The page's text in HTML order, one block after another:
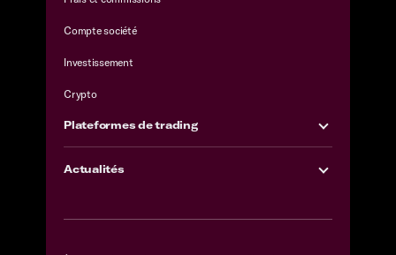
Compte société
Investissement
Crypto
Plateformes de trading
Actualités